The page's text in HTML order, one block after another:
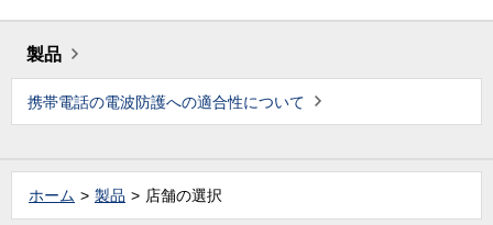
製品
携帯電話の電波防護への適合性について
ホーム 製品 店舗の選択